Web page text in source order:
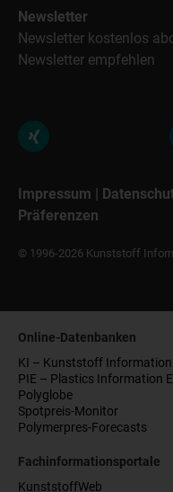
Newsletter
Newsletter kostenlos
Newsletter empfehlen
Impressum |
Präferenzen
© 1996-2026 Kunststoff
Online-Datenbanken
KI – Kunststoff Information
PIE – Plastics Information
Polyglobe
Spotpreis-Monitor
Polymerpres-Forecasts
Fachinformationsportale
KunststoffWeb